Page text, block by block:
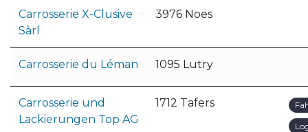
Carrosserie X-Clusive
Sàrl
3976 Noës
Carrosserie du Léman 1095 Lutry
Carrosserie und
Lackierungen Top AG
1712 Tafers